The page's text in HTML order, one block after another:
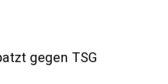
gegen TSG